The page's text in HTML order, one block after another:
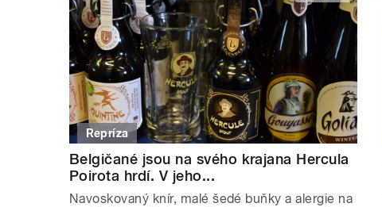
Repríza
Belgičané jsou na svého krajana Hercula
Poirota hrdí. V jeho...
Navoskovaný knír, malé šedé buňky a alergie na